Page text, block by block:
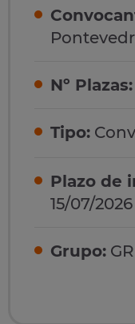
Nº Plazas:
Tipo:
Plazo de
15/07/2026
Grupo: